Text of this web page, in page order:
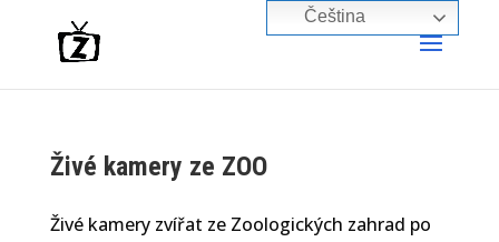
Živé kamery ze ZOO
Živé kamery zvířat ze Zoologických zahrad po
Čeština‎